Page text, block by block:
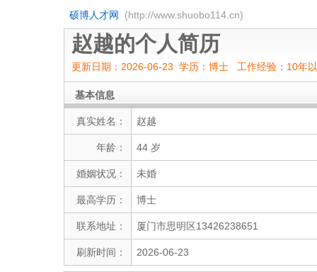
硕博人才网 (http://www.shuobo114.cn)
赵越的个人简历
更新日期：2026-06-23 学历：博士 工作经验：10年
基本信息
真实姓名： 赵越
年龄： 44 岁
婚姻状况： 未婚
最高学历： 博士
联系地址： 厦门市思明区13426238651
刷新时间： 2026-06-23